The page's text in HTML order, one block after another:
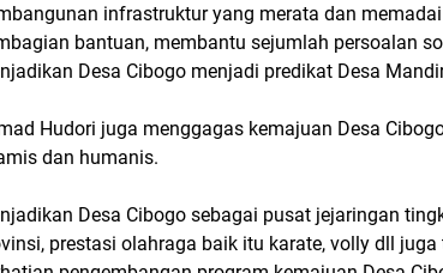
infrastruktur yang merata dan
bantuan, membantu sejumlah persoalan
Desa Cibogo menjadi predikat Desa
Hudori juga menggagas kemajuan Desa
dan humanis.
Desa Cibogo sebagai pusat jejaringan
prestasi olahraga baik itu karate, volly dll